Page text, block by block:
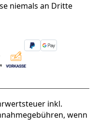
niemals an Dritte
inkl.
wenn